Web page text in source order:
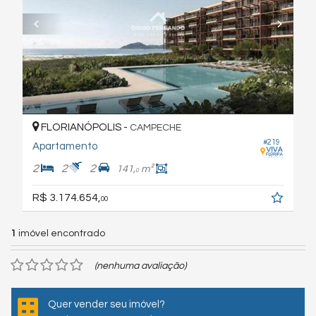
#219
FLORIANÓPOLIS - CAMPECHE
Apartamento
2 2 2 141,0m²
R$ 3.174.654, 00
1 imóvel encontrado
(nenhuma avaliação)
Quer vender seu imóvel?